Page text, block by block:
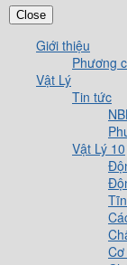
Close
Giới thiệu
Phương
Vật Lý
Tin tức
Vật Lý 10